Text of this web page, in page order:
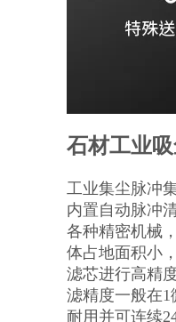
石材工业
工业集尘脉冲
内置自动脉冲
各种精密机械
体占地面积小
滤芯进行高精
滤精度一般在
耐用并可连续